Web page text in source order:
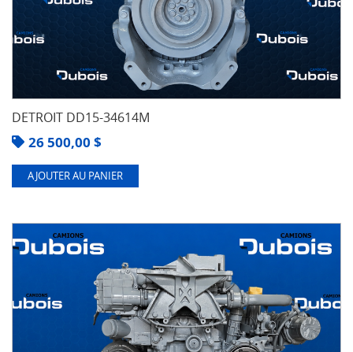
DETROIT DD15-34614M
26 500,00 $
AJOUTER AU PANIER